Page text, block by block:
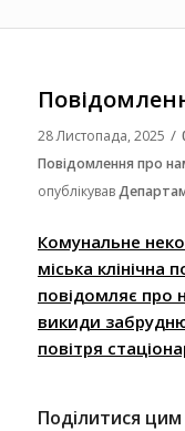
28 Листопада, 2025 /
Повідомлення про
опублікував
Комунальне
міська клінічна
повідомляє про
викиди
повітря
Поділитися